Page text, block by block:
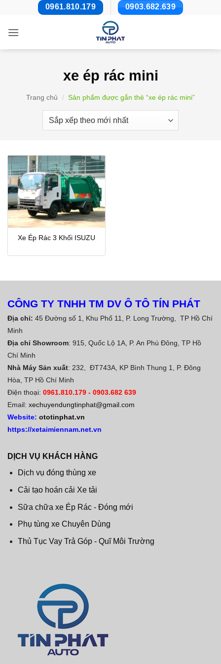
nội
0961.810.179 0903.682.639
xe ép rác mini
Trang chủ / Sản phẩm được gắn thẻ “xe ép rác mini”
Xe Ép Rác 3 Khối ISUZU
CÔNG TY TNHH TM DV Ô TÔ TÍN PHÁT
Địa chỉ: 45 Đường số 1, Khu Phố 11, P. Long Trường, TP Hồ Chí
Minh
Địa chỉ Showroom: 915, Quốc Lộ 1A, P. An Phú Đông, TP Hồ
Chí Minh
Nhà Máy Sản xuất: 232, ĐT743A, KP Bình Thung 1, P. Đông
Hòa, TP Hồ Chí Minh
Điện thoại: 0961.810.179 - 0903.682 639
Email: xechuyendungtinphat@gmail.com
Website: ototinphat.vn
https://xetaimiennam.net.vn
DỊCH VỤ KHÁCH HÀNG
Dịch vụ đóng thùng xe
Cải tạo hoán cải Xe tải
Sữa chữa xe Ép Rác - Đóng mới
Phụ tùng xe Chuyên Dùng
Thủ Tục Vay Trả Góp - Quĩ Môi Trường